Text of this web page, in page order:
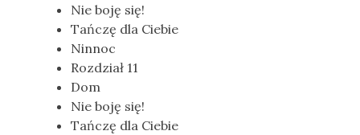
Nie boję się!
Tańczę dla Ciebie
Ninnoc
Rozdział 11
Dom
Nie boję się!
Tańczę dla Ciebie